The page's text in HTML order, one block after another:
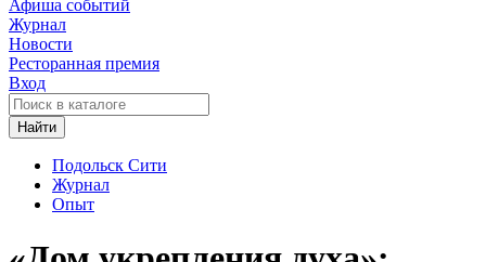
Афиша событий
Журнал
Новости
Ресторанная премия
Вход
Найти
Подольск Сити
Журнал
Опыт